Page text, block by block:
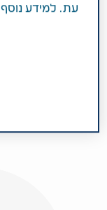
הישנות של
של הגידול על-
עת. למידע נוסף